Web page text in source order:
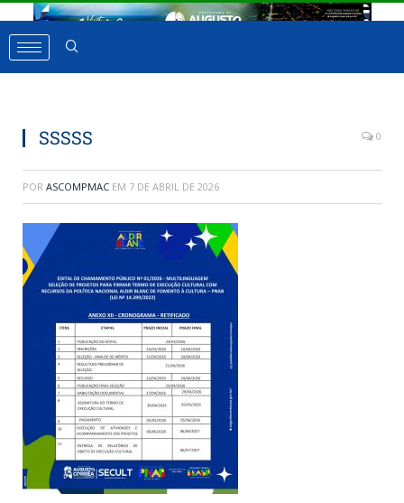
SSSSS 0
POR ASCOMPMAC EM 7 DE ABRIL DE 2026